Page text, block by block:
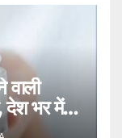
वाली
देश भर में